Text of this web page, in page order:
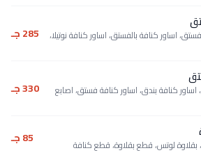
اساور كنافة بالفستق، اساور كنافة نوتيلا، 285 جـ
اساور كنافة بندق، اساور كنافة فستق، اصابع 330 جـ
بقلاوة لوتس، قطع بقلاوة، قطع كنافة 85 جـ